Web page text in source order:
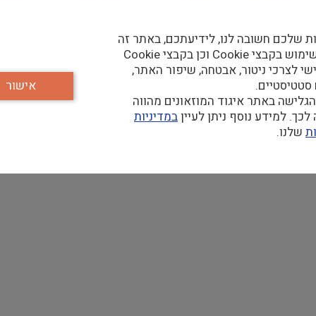
טרזין עובד.ת לפרויקט חדש -
שלכם חשובה לנו, לידיעתכם, באתר זה
נעשה שימוש בקבצי Cookie וכן בקבצי Cookie
לצרכי ניטור, אבטחה, שיפור האתר,
סטטיסטיים.
באתר איגוד המוזאונים מהווה
למידע נוסף ניתן לעייןבמדיניות
שלנו.
אישור